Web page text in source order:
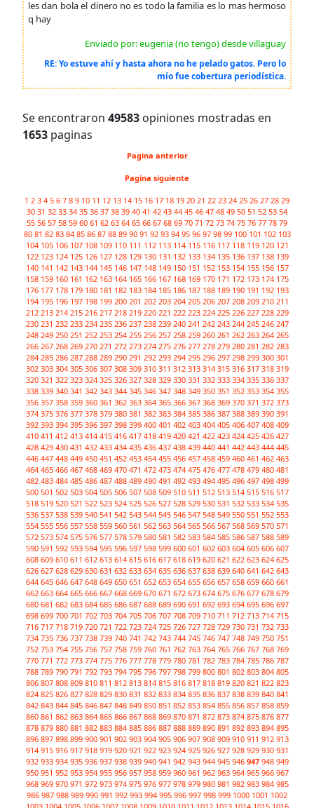
les dan bola el dinero no es todo la familia es lo mas hermoso
q hay
Enviado por: eugenia (no tengo) desde villaguay
RE: Yo estuve ahí y hasta ahora no he pelado gatos. Pero lo
mío fue cobertura periodística.
Se encontraron 49583 opiniones mostradas en
1653 paginas
Pagina anterior
Pagina siguiente
1 2 3 4 5 6 7 8 9 10 11 12 13 14 15 16 17 18 19 20 21 22 23 24 25 26 27 28 29
30 31 32 33 34 35 36 37 38 39 40 41 42 43 44 45 46 47 48 49 50 51 52 53 54
55 56 57 58 59 60 61 62 63 64 65 66 67 68 69 70 71 72 73 74 75 76 77 78 79
80 81 82 83 84 85 86 87 88 89 90 91 92 93 94 95 96 97 98 99 100 101 102 103
104 105 106 107 108 109 110 111 112 113 114 115 116 117 118 119 120 121
122 123 124 125 126 127 128 129 130 131 132 133 134 135 136 137 138 139
140 141 142 143 144 145 146 147 148 149 150 151 152 153 154 155 156 157
158 159 160 161 162 163 164 165 166 167 168 169 170 171 172 173 174 175
176 177 178 179 180 181 182 183 184 185 186 187 188 189 190 191 192 193
194 195 196 197 198 199 200 201 202 203 204 205 206 207 208 209 210 211
212 213 214 215 216 217 218 219 220 221 222 223 224 225 226 227 228 229
230 231 232 233 234 235 236 237 238 239 240 241 242 243 244 245 246 247
248 249 250 251 252 253 254 255 256 257 258 259 260 261 262 263 264 265
266 267 268 269 270 271 272 273 274 275 276 277 278 279 280 281 282 283
284 285 286 287 288 289 290 291 292 293 294 295 296 297 298 299 300 301
302 303 304 305 306 307 308 309 310 311 312 313 314 315 316 317 318 319
320 321 322 323 324 325 326 327 328 329 330 331 332 333 334 335 336 337
338 339 340 341 342 343 344 345 346 347 348 349 350 351 352 353 354 355
356 357 358 359 360 361 362 363 364 365 366 367 368 369 370 371 372 373
374 375 376 377 378 379 380 381 382 383 384 385 386 387 388 389 390 391
392 393 394 395 396 397 398 399 400 401 402 403 404 405 406 407 408 409
410 411 412 413 414 415 416 417 418 419 420 421 422 423 424 425 426 427
428 429 430 431 432 433 434 435 436 437 438 439 440 441 442 443 444 445
446 447 448 449 450 451 452 453 454 455 456 457 458 459 460 461 462 463
464 465 466 467 468 469 470 471 472 473 474 475 476 477 478 479 480 481
482 483 484 485 486 487 488 489 490 491 492 493 494 495 496 497 498 499
500 501 502 503 504 505 506 507 508 509 510 511 512 513 514 515 516 517
518 519 520 521 522 523 524 525 526 527 528 529 530 531 532 533 534 535
536 537 538 539 540 541 542 543 544 545 546 547 548 549 550 551 552 553
554 555 556 557 558 559 560 561 562 563 564 565 566 567 568 569 570 571
572 573 574 575 576 577 578 579 580 581 582 583 584 585 586 587 588 589
590 591 592 593 594 595 596 597 598 599 600 601 602 603 604 605 606 607
608 609 610 611 612 613 614 615 616 617 618 619 620 621 622 623 624 625
626 627 628 629 630 631 632 633 634 635 636 637 638 639 640 641 642 643
644 645 646 647 648 649 650 651 652 653 654 655 656 657 658 659 660 661
662 663 664 665 666 667 668 669 670 671 672 673 674 675 676 677 678 679
680 681 682 683 684 685 686 687 688 689 690 691 692 693 694 695 696 697
698 699 700 701 702 703 704 705 706 707 708 709 710 711 712 713 714 715
716 717 718 719 720 721 722 723 724 725 726 727 728 729 730 731 732 733
734 735 736 737 738 739 740 741 742 743 744 745 746 747 748 749 750 751
752 753 754 755 756 757 758 759 760 761 762 763 764 765 766 767 768 769
770 771 772 773 774 775 776 777 778 779 780 781 782 783 784 785 786 787
788 789 790 791 792 793 794 795 796 797 798 799 800 801 802 803 804 805
806 807 808 809 810 811 812 813 814 815 816 817 818 819 820 821 822 823
824 825 826 827 828 829 830 831 832 833 834 835 836 837 838 839 840 841
842 843 844 845 846 847 848 849 850 851 852 853 854 855 856 857 858 859
860 861 862 863 864 865 866 867 868 869 870 871 872 873 874 875 876 877
878 879 880 881 882 883 884 885 886 887 888 889 890 891 892 893 894 895
896 897 898 899 900 901 902 903 904 905 906 907 908 909 910 911 912 913
914 915 916 917 918 919 920 921 922 923 924 925 926 927 928 929 930 931
932 933 934 935 936 937 938 939 940 941 942 943 944 945 946 947 948 949
950 951 952 953 954 955 956 957 958 959 960 961 962 963 964 965 966 967
968 969 970 971 972 973 974 975 976 977 978 979 980 981 982 983 984 985
986 987 988 989 990 991 992 993 994 995 996 997 998 999 1000 1001 1002